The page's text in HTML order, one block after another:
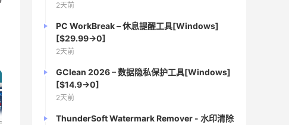
2天前
PC WorkBreak – 休息提醒工具[Windows]
[$29.99→0]
2天前
GClean 2026 – 数据隐私保护工具[Windows]
[$14.9→0]
2天前
ThunderSoft Watermark Remover - 水印清除